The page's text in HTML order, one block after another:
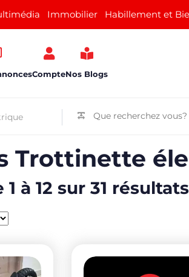
Immobilier Habillement et
CompteNos Blogs
Trottinette
à 12 sur 31 résultats